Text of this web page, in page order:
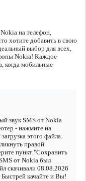
на телефон,
хотите добавить в свою
выбор для всех,
Nokia! Каждое
когда мобильные
звук SMS от Nokia
- нажмите на
этого файла.
правой
пункт "Сохранить
от Nokia был
скачивали 08.08.2026
качайте и Вы!